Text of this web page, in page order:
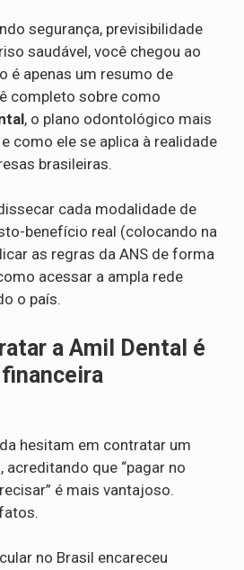
segurança, previsibilidade
saudável, você chegou ao
é apenas um resumo de
completo sobre como
, o plano odontológico mais
como ele se aplica à realidade
brasileiras.
cada modalidade de
benefício real (colocando na
as regras da ANS de forma
acessar a ampla rede
o país.
a Amil Dental é
hesitam em contratar um
que “pagar no
é mais vantajoso.
no Brasil encareceu